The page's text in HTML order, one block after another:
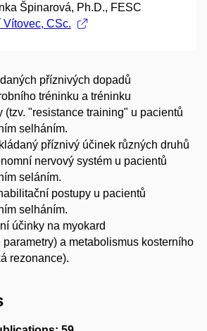
Špinarová, Ph.D., FESC
Vítovec, CSc.
příznivých dopadů
tréninku a tréninku
(tzv. "resistance training" u pacientů
selháním.
příznivý účinek různých druhů
nervový systém u pacientů
seláním.
postupy u pacientů
selháním.
účinky na myokard
a metabolismus kosterního
rezonance).